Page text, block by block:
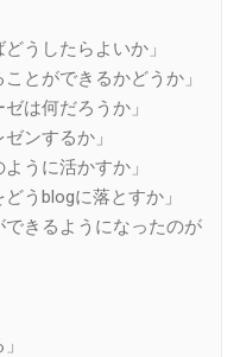
うしたらよいか」
とができるかどうか」
は何だろうか」
ンするか」
うに活かすか」
うblogに落とすか」
きるようになったのが